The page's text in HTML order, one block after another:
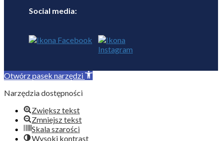
Social media:
Otwórz pasek narzędzi
Narzędzia dostępności
Zwiększ tekst
Zmniejsz tekst
Skala szarości
Wysoki kontrast